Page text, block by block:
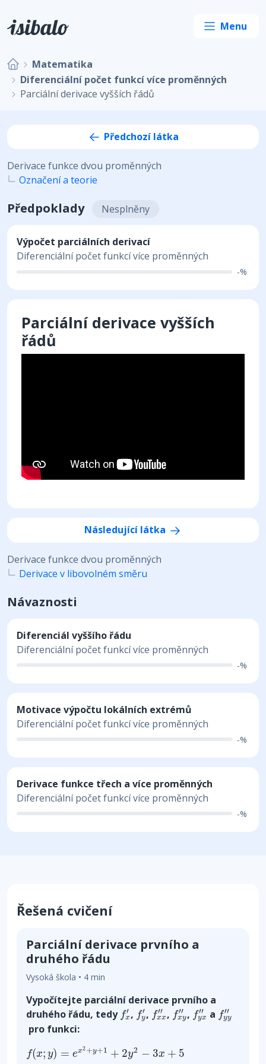
Matematika
Diferenciální počet funkcí více proměnných
Parciální derivace vyšších řádů
Předchozí látka
Derivace funkce dvou proměnných
Označení a teorie
Předpoklady Nesplněny
Výpočet parciálních derivací
Diferenciální počet funkcí více proměnných
-%
Parciální derivace vyšších
řádů
Následující látka
Derivace funkce dvou proměnných
Derivace v libovolném směru
Návaznosti
Diferenciál vyššího řádu
Diferenciální počet funkcí více proměnných
-%
Motivace výpočtu lokálních extrémů
Diferenciální počet funkcí více proměnných
-%
Derivace funkce třech a více proměnných
Diferenciální počet funkcí více proměnných
-%
Řešená cvičení
Parciální derivace prvního a
druhého řádu
Vysoká škola • 4 min
Vypočítejte parciální derivace prvního a
druhého řádu, tedy f′
x
fx′, f′
y
fy′, f′′
xx
fxx″
, f′′
xy
fxy″
, f′′
yx
fyx ″
a f′′
yy
fyy
pro funkci:
f(x; y) = ex2+y+1 + 2y2 − 3x + 5
f(x = +y+1 + 2 −3 +5